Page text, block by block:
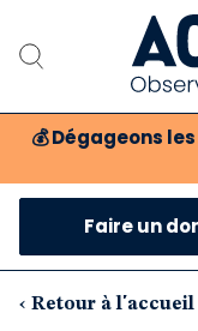
💰 Dégageons
Notre
Faire un
‹ Retour à l'accueil